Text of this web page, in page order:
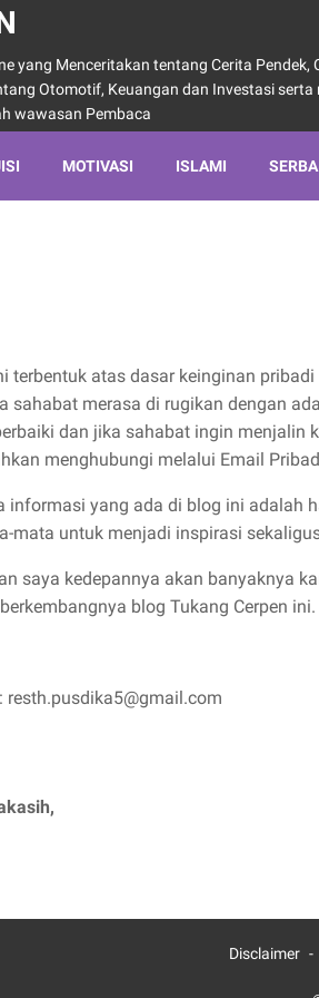
yang Menceritakan tentang Cerita Pendek,
Otomotif, Keuangan dan Investasi serta
wawasan Pembaca
MOTIVASI ISLAMI
terbentuk atas dasar keinginan
sahabat merasa di rugikan dengan
dan jika sahabat ingin menjalin
menghubungi melalui Email
informasi yang ada di blog ini adalah
mata untuk menjadi inspirasi
saya kedepannya akan banyaknya
blog Tukang Cerpen ini.
resth.pusdika5@gmail.com
Disclaimer